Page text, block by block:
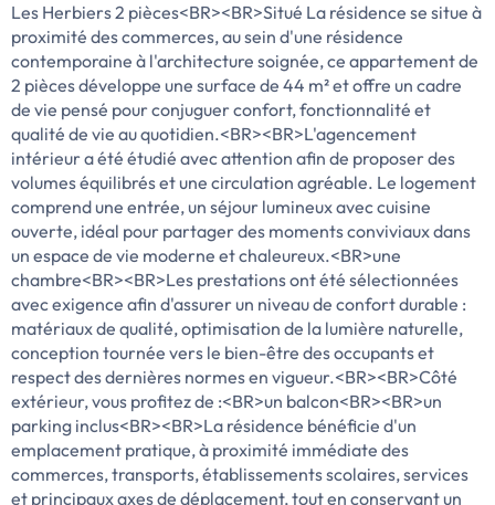
Les Herbiers 2 pièces<BR><BR>Situé La résidence se situe à
proximité des commerces, au sein d'une résidence
contemporaine à l'architecture soignée, ce appartement de
2 pièces développe une surface de 44 m² et offre un cadre
de vie pensé pour conjuguer confort, fonctionnalité et
qualité de vie au quotidien.<BR><BR>L'agencement
intérieur a été étudié avec attention afin de proposer des
volumes équilibrés et une circulation agréable. Le logement
comprend une entrée, un séjour lumineux avec cuisine
ouverte, idéal pour partager des moments conviviaux dans
un espace de vie moderne et chaleureux.<BR>une
chambre<BR><BR>Les prestations ont été sélectionnées
avec exigence afin d'assurer un niveau de confort durable :
matériaux de qualité, optimisation de la lumière naturelle,
conception tournée vers le bien-être des occupants et
respect des dernières normes en vigueur.<BR><BR>Côté
extérieur, vous profitez de :<BR>un balcon<BR><BR>un
parking inclus<BR><BR>La résidence bénéficie d'un
emplacement pratique, à proximité immédiate des
commerces, transports, établissements scolaires, services
et principaux axes de déplacement, tout en conservant un